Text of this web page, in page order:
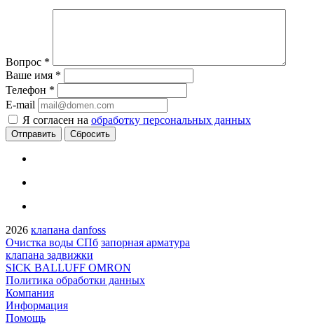
Вопрос *
Ваше имя *
Телефон *
E-mail
Я согласен на обработку персональных данных
Сбросить
2026 клапана danfoss
Очистка воды СПб запорная арматура
клапана задвижки
SICK BALLUFF OMRON
Политика обработки данных
Компания
Информация
Помощь